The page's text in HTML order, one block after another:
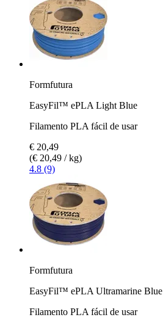
Formfutura
EasyFil™ ePLA Light Blue
Filamento PLA fácil de usar
€ 20,49
(€ 20,49 / kg)
4.8 (9)
Formfutura
EasyFil™ ePLA Ultramarine Blue
Filamento PLA fácil de usar